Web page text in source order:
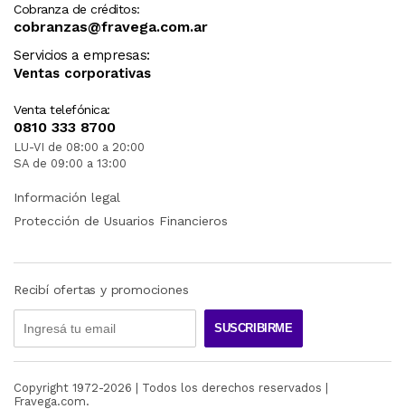
Cobranza de créditos:
cobranzas@fravega.com.ar
Servicios a empresas:
Ventas corporativas
Venta telefónica:
0810 333 8700
LU-VI de 08:00 a 20:00
SA de 09:00 a 13:00
Información legal
Protección de Usuarios Financieros
Recibí ofertas y promociones
SUSCRIBIRME
Copyright 1972-2026 | Todos los derechos reservados |
Fravega.com.